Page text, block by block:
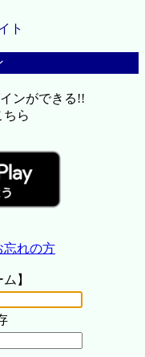
ト
ンができる!!
ちら
忘れの方
】